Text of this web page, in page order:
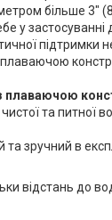
більше 3"
у
підтримки
плаваючою
та питної
зручний в
відстань до